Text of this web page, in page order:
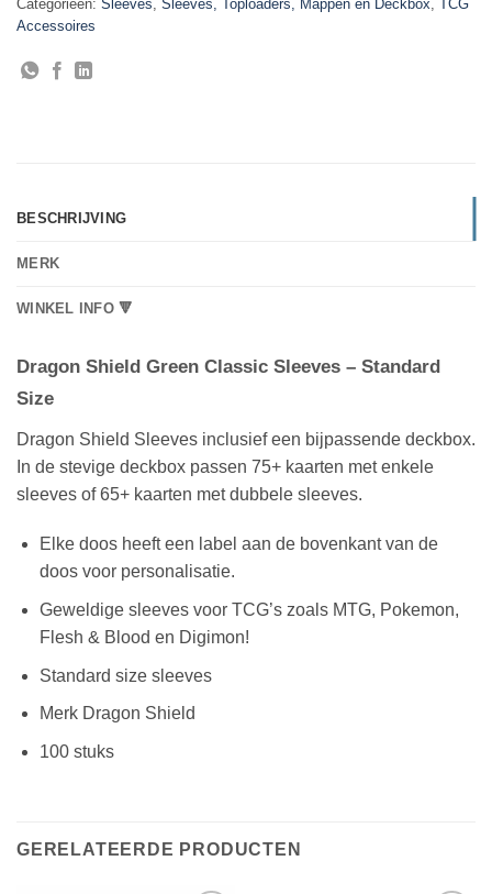
Categorieën: Sleeves Sleeves, Toploaders, Mappen en Deckbox
TCG
Accessoires
BESCHRIJVING
MERK
WINKEL INFO 🔻
Dragon Shield Green Classic Sleeves – Standard
Size
Dragon Shield Sleeves inclusief een bijpassende deckbox.
In de stevige deckbox passen 75+ kaarten met enkele
sleeves of 65+ kaarten met dubbele sleeves.
Elke doos heeft een label aan de bovenkant van de
doos voor personalisatie.
Geweldige sleeves voor TCG’s zoals MTG, Pokemon,
Flesh & Blood en Digimon!
Standard size sleeves
Merk Dragon Shield
100 stuks
GERELATEERDE PRODUCTEN